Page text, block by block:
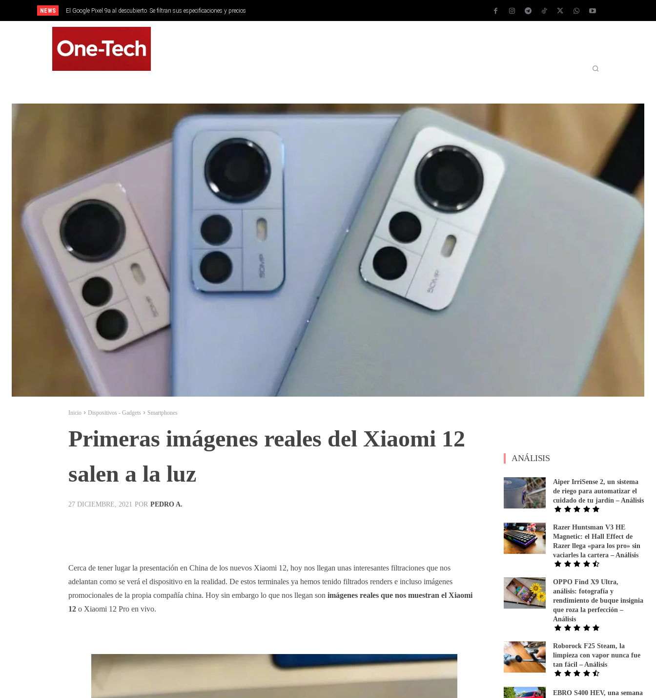
NEWS El Google Pixel 9a al descubierto. Se filtran sus especificaciones y precios
Inicio Dispositivos - Gadgets Smartphones
Primeras imágenes reales del Xiaomi 12
salen a la luz
27 DICIEMBRE, 2021 POR PEDRO A.
Cerca de tener lugar la presentación en China de los nuevos Xiaomi 12, hoy nos llegan unas interesantes filtraciones que nos
adelantan como se verá el dispositivo en la realidad. De estos terminales ya hemos tenido filtrados renders e incluso imágenes
promocionales de la propia compañía china. Hoy sin embargo lo que nos llegan son imágenes reales que nos muestran el Xiaomi
12 o Xiaomi 12 Pro en vivo.
ANÁLISIS
Aiper IrriSense 2, un sistema
de riego para automatizar el
cuidado de tu jardín – Análisis
Razer Huntsman V3 HE
Magnetic: el Hall Effect de
Razer llega «para los pro» sin
vaciarles la cartera – Análisis
OPPO Find X9 Ultra,
análisis: fotografía y
rendimiento de buque insignia
que roza la perfección –
Análisis
Roborock F25 Steam, la
limpieza con vapor nunca fue
tan fácil – Análisis
EBRO S400 HEV, una semana